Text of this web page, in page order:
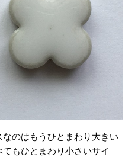
のはもうひとまわり大きい
もひとまわり小さいサイ